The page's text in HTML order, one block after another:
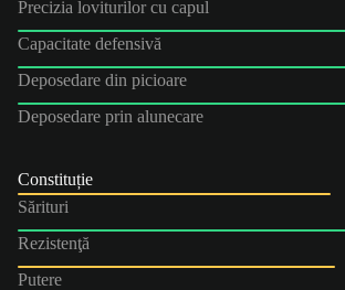
Precizia loviturilor cu capul
Capacitate defensivă
Deposedare din picioare
Deposedare prin alunecare
Constituție
Sărituri
Rezistenţă
Putere